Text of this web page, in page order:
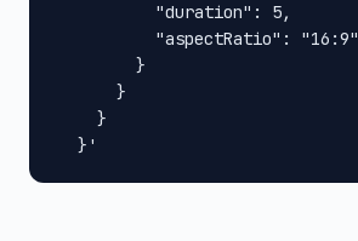
          "duration": 5,
          "aspectRatio": "16:9"
        }
      }
    }
  }'